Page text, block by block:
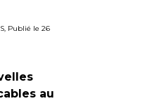
Publié le 26
au